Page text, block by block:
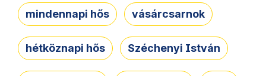
mindennapi hős vásárcsarnok
hétköznapi hős Széchenyi István